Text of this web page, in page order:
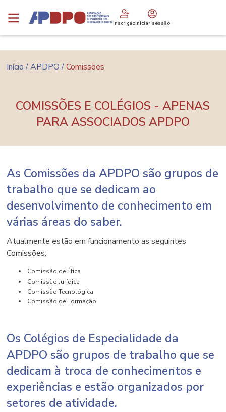
para
o
Logo
InscriçãoIniciar sessão
Navegação
Início APDPO Comissões
COMISSÕES E COLÉGIOS - APENAS
PARA ASSOCIADOS APDPO
As Comissões da APDPO são grupos de
trabalho que se dedicam ao
desenvolvimento de conhecimento em
várias áreas do saber.
Atualmente estão em funcionamento as seguintes
Comissões:
Comissão de Ética
Comissão Jurídica
Comissão Tecnológica
Comissão de Formação
Os Colégios de Especialidade da
APDPO são grupos de trabalho que se
dedicam à troca de conhecimentos e
experiências e estão organizados por
setores de atividade.